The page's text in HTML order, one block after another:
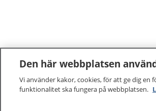
Den här webbplatsen
Vi använder kakor, cookies, för att ge dig
funktionalitet ska fungera på webbplatsen.